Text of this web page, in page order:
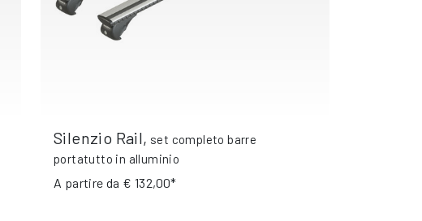
Silenzio Rail, set completo barre
portatutto in alluminio
A partire da € 132,00*